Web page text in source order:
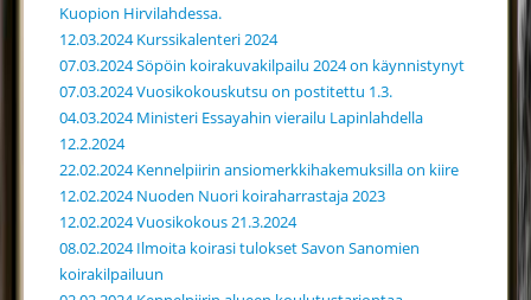
Kuopion Hirvilahdessa.
12.03.2024 Kurssikalenteri 2024
07.03.2024 Söpöin koirakuvakilpailu 2024 on käynnistynyt
07.03.2024 Vuosikokouskutsu on postitettu 1.3.
04.03.2024 Ministeri Essayahin vierailu Lapinlahdella
12.2.2024
22.02.2024 Kennelpiirin ansiomerkkihakemuksilla on kiire
12.02.2024 Nuoden Nuori koiraharrastaja 2023
12.02.2024 Vuosikokous 21.3.2024
08.02.2024 Ilmoita koirasi tulokset Savon Sanomien
koirakilpailuun